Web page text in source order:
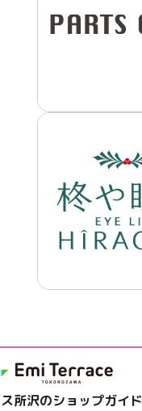
所沢のショップガイド